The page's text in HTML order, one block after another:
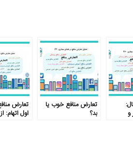
و
تعارض منافع خوب یا
بد؟
تعارض
اول اتهام: